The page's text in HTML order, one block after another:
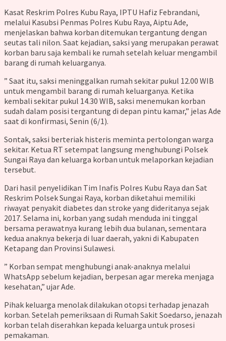
Kasat Reskrim Polres Kubu Raya, IPTU Hafiz Febrandani,
melalui Kasubsi Penmas Polres Kubu Raya, Aiptu Ade,
menjelaskan bahwa korban ditemukan tergantung dengan
seutas tali nilon. Saat kejadian, saksi yang merupakan perawat
korban baru saja kembali ke rumah setelah keluar mengambil
barang di rumah keluarganya.
” Saat itu, saksi meninggalkan rumah sekitar pukul 12.00 WIB
untuk mengambil barang di rumah keluarganya. Ketika
kembali sekitar pukul 14.30 WIB, saksi menemukan korban
sudah dalam posisi tergantung di depan pintu kamar,” jelas Ade
saat di konfirmasi, Senin (6/1).
Sontak, saksi berteriak histeris meminta pertolongan warga
sekitar. Ketua RT setempat langsung menghubungi Polsek
Sungai Raya dan keluarga korban untuk melaporkan kejadian
tersebut.
Dari hasil penyelidikan Tim Inafis Polres Kubu Raya dan Sat
Reskrim Polsek Sungai Raya, korban diketahui memiliki
riwayat penyakit diabetes dan stroke yang dideritanya sejak
2017. Selama ini, korban yang sudah menduda ini tinggal
bersama perawatnya kurang lebih dua bulanan, sementara
kedua anaknya bekerja di luar daerah, yakni di Kabupaten
Ketapang dan Provinsi Sulawesi.
” Korban sempat menghubungi anak-anaknya melalui
WhatsApp sebelum kejadian, berpesan agar mereka menjaga
kesehatan,” ujar Ade.
Pihak keluarga menolak dilakukan otopsi terhadap jenazah
korban. Setelah pemeriksaan di Rumah Sakit Soedarso, jenazah
korban telah diserahkan kepada keluarga untuk prosesi
pemakaman.